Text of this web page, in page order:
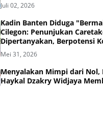
Juli 02, 2026
Kadin Banten Diduga
Cilegon: Penunjukan
Dipertanyakan, Berpotensi
Kepentingan
Mei 31, 2026
Menyalakan Mimpi dari Nol,
Haykal Dzakry Widjaya